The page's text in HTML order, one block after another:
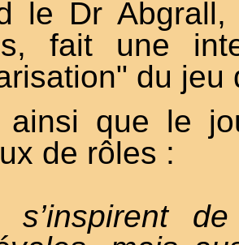
le Dr
fait une
du jeu
ainsi que le
de rôles :
s’inspirent